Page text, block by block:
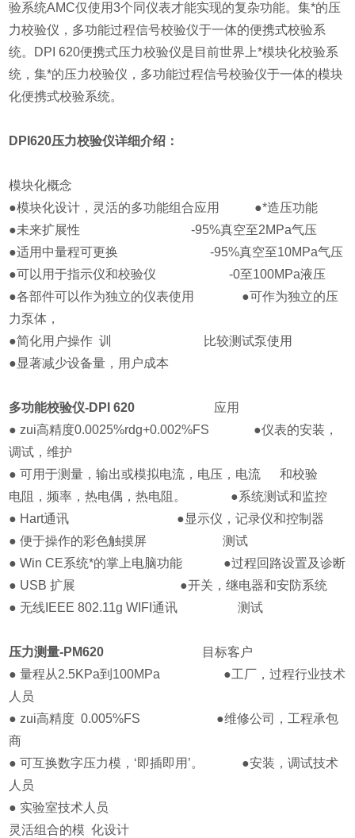
验系统AMC仅使用3个同仪表才能实现的复杂功能。集*的压
力校验仪，多功能过程信号校验仪于一体的便携式校验系
统。DPI 620便携式压力校验仪是目前世界上*模块化校验系
统，集*的压力校验仪，多功能过程信号校验仪于一体的模块
化便携式校验系统。
DPI620压力校验仪详细介绍：
模块化概念
●模块化设计，灵活的多功能组合应用 ●*造压功能
●未来扩展性 -95%真空至2MPa气压
●适用中量程可更换 -95%真空至10MPa气压
●可以用于指示仪和校验仪 -0至100MPa液压
●各部件可以作为独立的仪表使用 ●可作为独立的压
力泵体，
●简化用户操作 训 比较测试泵使用
●显著减少设备量，用户成本
多功能校验仪-DPI 620
应用
● zui高精度0.0025%rdg+0.002%FS ●仪表的安装，
调试，维护
● 可用于测量，输出或模拟电流，电压，电流 和校验
电阻，频率，热电偶，热电阻。 ●系统测试和监控
● Hart通讯 ●显示仪，记录仪和控制器
● 便于操作的彩色触摸屏 测试
● Win CE系统*的掌上电脑功能 ●过程回路设置及诊断
● USB 扩展 ●开关，继电器和安防系统
● 无线IEEE 802.11g WIFI通讯 测试
压力测量-PM620
目标客户
● 量程从2.5KPa到100MPa ●工厂，过程行业技术
人员
● zui高精度 0.005%FS ●维修公司，工程承包
商
● 可互换数字压力模，‘即插即用’。 ●安装，调试技术
人员
● 实验室技术人员
灵活组合的模 化设计